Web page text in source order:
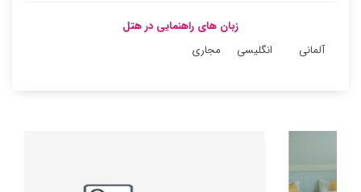
زبان های راهنمایی در هتل
آلمانی
انگلیسی مجاری